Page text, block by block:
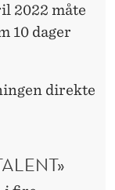
2022 måte
10 dager
direkte